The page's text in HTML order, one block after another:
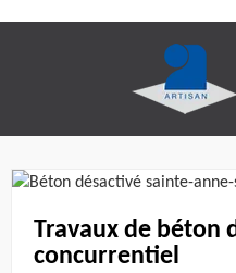
Travaux de béton
concurrentiel